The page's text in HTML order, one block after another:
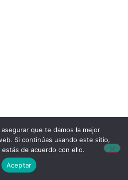
que te damos la mejor
Si continúas usando este sitio,
de acuerdo con ello.
Aceptar